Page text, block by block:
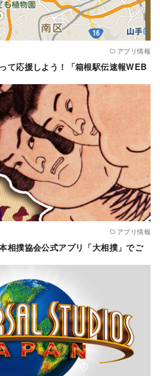
アプリ情報
て応援しよう！「箱根駅伝速報WEB
アプリ情報
相撲協会公式アプリ「大相撲」でご